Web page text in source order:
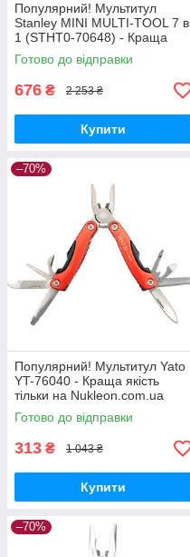
Популярний! Мультитул
Stanley MINI MULTI-TOOL 7 в
1 (STHT0-70648) - Краща
якість тільки на
Nukleon.com.ua
Готово до відправки
676 ₴ 2 253 ₴
Купити
–70%
Популярний! Мультитул Yato
YT-76040 - Краща якість
тільки на Nukleon.com.ua
Готово до відправки
313 ₴ 1 043 ₴
Купити
–70%